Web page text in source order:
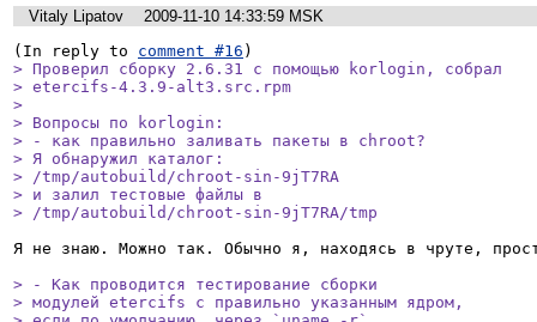
Vitaly Lipatov
2009-11-10 14:33:59 MSK
(In reply to comment #16
> Проверил сборку 2.6.31 с помощью korlogin, собрал
> etercifs-4.3.9-alt3.src.rpm
>
> Вопросы по korlogin:
> - как правильно заливать пакеты в chroot?
> Я обнаружил каталог:
> /tmp/autobuild/chroot-sin-9jT7RA
> и залил тестовые файлы в
> /tmp/autobuild/chroot-sin-9jT7RA/tmp
Я не знаю. Можно так. Обычно я, находясь в чруте,
> - Как проводится тестирование сборки
> модулей etercifs с правильно указанным ядром,